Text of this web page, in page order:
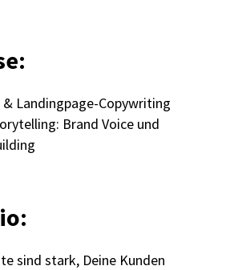
Landingpage-Copywriting
Brand Voice und
sind stark, Deine Kunden